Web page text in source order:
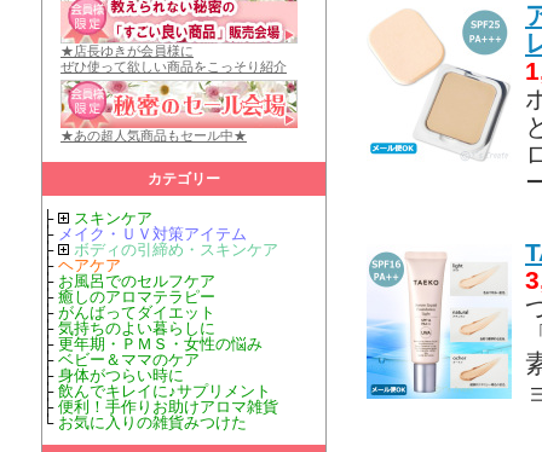
★店長ゆきが会員様に
ぜひ使って欲しい商品をこっそり紹介
★あの超人気商品もセール中★
カテゴリー
├
スキンケア
├ メイク・ＵＶ対策アイテム
├
ボディの引締め・スキンケア
├ ヘアケア
├ お風呂でのセルフケア
├ 癒しのアロマテラピー
├ がんばってダイエット
├ 気持ちのよい暮らしに
├ 更年期・ＰＭＳ・女性の悩み
├ ベビー＆ママのケア
├ 身体がつらい時に
├ 飲んでキレイに♪サプリメント
├ 便利！手作りお助けアロマ雑貨
└ お気に入りの雑貨みつけた